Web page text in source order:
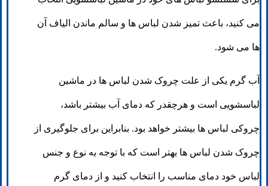
می کنید، باعث تمیز شدن لباس ها و سالم ماندن الیاف آن
ها می شود.
آب گرم یکی از علت چروک شدن لباس ها در ماشین
لباسشویی است و هرچقدر که دمای آب بیشتر باشد،
چروکی لباس ها بیشتر خواهد بود. بنابراین برای جلوگیری از
چروک شدن لباس ها بهتر است که با توجه به نوع و جنس
لباس خود دمای مناسب را انتخاب کنید و از دمای گرم